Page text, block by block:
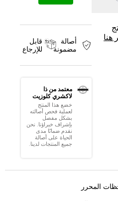
هنا
أصالة
مضمونة
قابل
للإرجاع
معتمد من ذا
لاكشري كلوزيت
خضع هذا المنتج
لعملية فحص أصالته
بشكل مفصل
بإشراف خبراؤنا. نحن
نقدم ضمانًا مدى
الحياة على أصالة
جميع المنتجات لدينا.
المحرر